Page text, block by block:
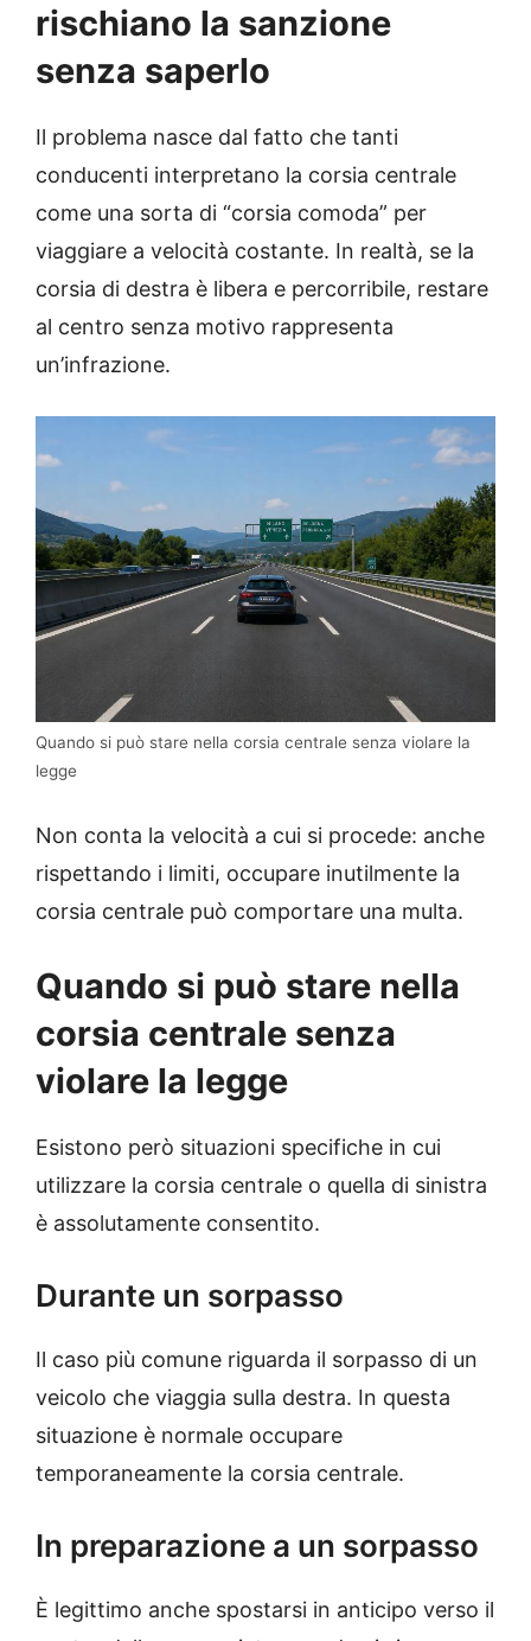
rischiano la sanzione
senza saperlo
Il problema nasce dal fatto che tanti
conducenti interpretano la corsia centrale
come una sorta di “corsia comoda” per
viaggiare a velocità costante. In realtà, se la
corsia di destra è libera e percorribile, restare
al centro senza motivo rappresenta
un’infrazione.
Quando si può stare nella corsia centrale senza violare la
legge
Non conta la velocità a cui si procede: anche
rispettando i limiti, occupare inutilmente la
corsia centrale può comportare una multa.
Quando si può stare nella
corsia centrale senza
violare la legge
Esistono però situazioni specifiche in cui
utilizzare la corsia centrale o quella di sinistra
è assolutamente consentito.
Durante un sorpasso
Il caso più comune riguarda il sorpasso di un
veicolo che viaggia sulla destra. In questa
situazione è normale occupare
temporaneamente la corsia centrale.
In preparazione a un sorpasso
È legittimo anche spostarsi in anticipo verso il